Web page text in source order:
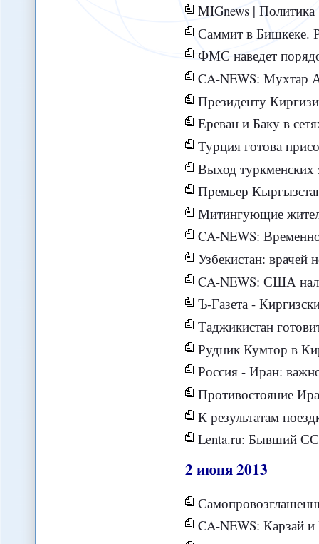
MIGnews | Политика
Саммит в Бишкеке.
ФМС наведет
CA-NEWS: Мухтар Аблязов заявил,
Президенту Киргизии
Ереван и Баку в
Турция готова
Выход туркменских
Премьер Кыргызстана
Митингующие жители
CA-NEWS: Временно перекрытая из-за
Узбекистан: врачей
CA-NEWS: США наложили
Ъ-Газета -
Таджикистан
Рудник Кумтор в
Россия - Иран:
Противостояние
К результатам поездки
Lenta.ru: Бывший СССР:
2июня2013
Самопровозглашенный «губернатор»
CA-NEWS: Карзай и Рахмон примут